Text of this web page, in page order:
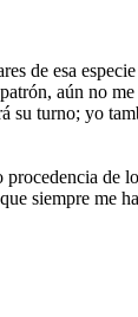
de esa
aún no
su turno; yo
de
siempre me